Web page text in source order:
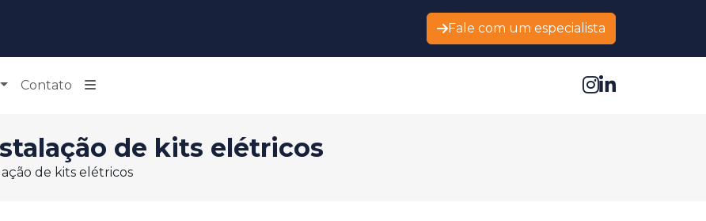
Fale com um especialista
Contato
de kits elétricos
de kits elétricos